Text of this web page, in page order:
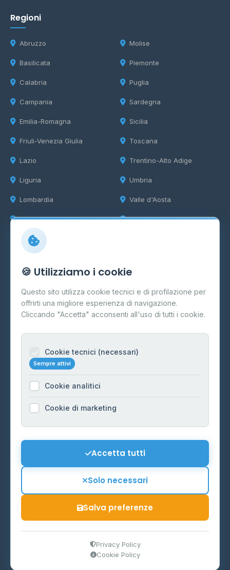
Regioni
Abruzzo
Basilicata
Calabria
Campania
Emilia-Romagna
Friuli-Venezia Giulia
Lazio
Liguria
Lombardia
Marche
Molise
Piemonte
Puglia
Sardegna
Sicilia
Toscana
Trentino-Alto Adige
Umbria
Valle d'Aosta
Veneto
Info
Cos'è il GPL
FAQ
Contatti
Informazioni legali
Cookie Policy
Preferenze Cookie
Mappa del sito
P.IVA 03859300364
Ministero delle Imprese e del Made in Italy
🍪 Utilizziamo i cookie
Questo sito utilizza cookie tecnici e di profilazione per
offrirti una migliore esperienza di navigazione.
Cliccando "Accetta" acconsenti all'uso di tutti i cookie.
Cookie tecnici (necessari)
Sempre attivi
Cookie analitici
Cookie di marketing
Accetta tutti
Solo necessari
Salva preferenze
Privacy Policy
Cookie Policy